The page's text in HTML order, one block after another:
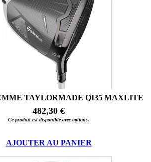
TAYLORMADE QI35 MAXLITE
482,30 €
Ce produit est disponible avec options.
AJOUTER AU PANIER